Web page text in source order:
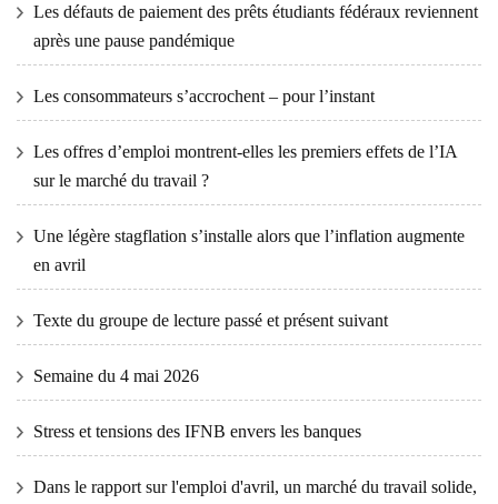
Les défauts de paiement des prêts étudiants fédéraux reviennent
après une pause pandémique
Les consommateurs s’accrochent – ​​pour l’instant
Les offres d’emploi montrent-elles les premiers effets de l’IA
sur le marché du travail ?
Une légère stagflation s’installe alors que l’inflation augmente
en avril
Texte du groupe de lecture passé et présent suivant
Semaine du 4 mai 2026
Stress et tensions des IFNB envers les banques
Dans le rapport sur l'emploi d'avril, un marché du travail solide,